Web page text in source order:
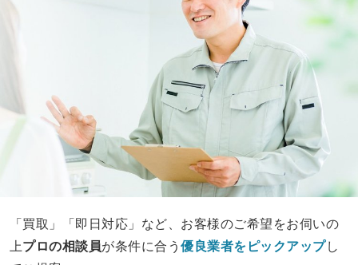
「買取」「即日対応」など、お客様のご希望をお伺いの
上プロの相談員が条件に合う優良業者をピックアップし